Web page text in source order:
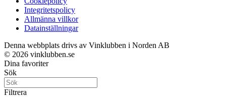
Integritetspolicy
Allmänna villkor
Datainställningar
Denna webbplats drivs av Vinklubben i Norden AB
© 2026 vinklubben.se
Dina favoriter
Sök
Filtrera